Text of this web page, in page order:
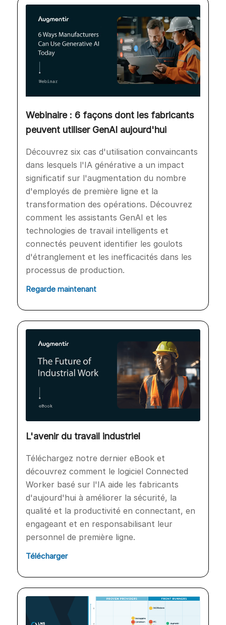
Webinaire : 6 façons dont les fabricants
peuvent utiliser GenAI aujourd'hui
Découvrez six cas d'utilisation convaincants
dans lesquels l'IA générative a un impact
significatif sur l'augmentation du nombre
d'employés de première ligne et la
transformation des opérations. Découvrez
comment les assistants GenAI et les
technologies de travail intelligents et
connectés peuvent identifier les goulots
d'étranglement et les inefficacités dans les
processus de production.
Regarde maintenant
L'avenir du travail industriel
Téléchargez notre dernier eBook et
découvrez comment le logiciel Connected
Worker basé sur l'IA aide les fabricants
d'aujourd'hui à améliorer la sécurité, la
qualité et la productivité en connectant, en
engageant et en responsabilisant leur
personnel de première ligne.
Télécharger